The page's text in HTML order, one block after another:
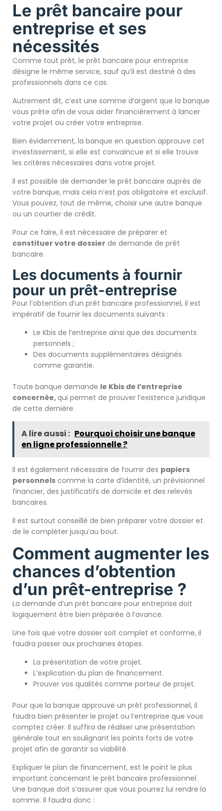
Le prêt bancaire pour
entreprise et ses
nécessités
Comme tout prêt, le prêt bancaire pour entreprise
désigne le même service, sauf qu’il est destiné à des
professionnels dans ce cas.
Autrement dit, c’est une somme d’argent que la banque
vous prête afin de vous aider financièrement à lancer
votre projet ou créer votre entreprise.
Bien évidemment, la banque en question approuve cet
investissement, si elle est convaincue et si elle trouve
les critères nécessaires dans votre projet.
Il est possible de demander le prêt bancaire auprès de
votre banque, mais cela n’est pas obligatoire et exclusif.
Vous pouvez, tout de même, choisir une autre banque
ou un courtier de crédit.
Pour ce faire, il est nécessaire de préparer et
constituer votre dossier de demande de prêt
bancaire.
Les documents à fournir
pour un prêt-entreprise
Pour l’obtention d’un prêt bancaire professionnel, il est
impératif de fournir les documents suivants :
Le Kbis de l’entreprise ainsi que des documents
personnels ;
Des documents supplémentaires désignés
comme garantie.
Toute banque demande le Kbis de l’entreprise
concernée,qui permet de prouver l’existence juridique
de cette dernière.
A lire aussi : Pourquoi choisir une banque
en ligne professionnelle ?
Il est également nécessaire de fournir des papiers
personnels comme la carte d’identité, un prévisionnel
financier, des justificatifs de domicile et des relevés
bancaires.
Il est surtout conseillé de bien préparer votre dossier et
de le compléter jusqu’au bout.
Comment augmenter les
chances d’obtention
d’un prêt-entreprise ?
La demande d’un prêt bancaire pour entreprise doit
logiquement être bien préparée à l’avance.
Une fois que votre dossier soit complet et conforme, il
faudra passer aux prochaines étapes.
La présentation de votre projet.
L’explication du plan de financement.
Prouver vos qualités comme porteur de projet.
Pour que la banque approuve un prêt professionnel, il
faudra bien présenter le projet ou l’entreprise que vous
comptez créer. Il suffira de réaliser une présentation
générale tout en soulignant les points forts de votre
projet afin de garantir sa viabilité.
Expliquer le plan de financement, est le point le plus
important concernant le prêt bancaire professionnel.
Une banque doit s’assurer que vous pourrez lui rendre la
somme. Il faudra donc :